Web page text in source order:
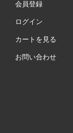
会員登録
ログイン
カートを見る
お問い合わせ